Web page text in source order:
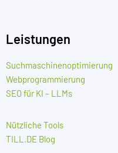
Leistungen
Suchmaschinenoptimierung
Webprogrammierung
SEO für KI – LLMs
Nützliche Tools
TILL.DE Blog